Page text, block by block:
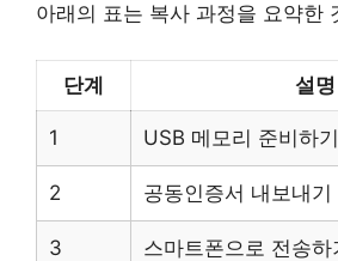
아래의 표는 복사 과정을 요약한
단계 설명
1 USB 메모리 준비하기
2 공동인증서 내보내기
3 스마트폰으로 전송하